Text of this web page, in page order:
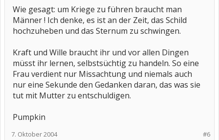
Wie gesagt: um Kriege zu führen braucht man
Männer ! Ich denke, es ist an der Zeit, das Schild
hochzuheben und das Sternum zu schwingen.
Kraft und Wille braucht ihr und vor allen Dingen
müsst ihr lernen, selbstsüchtig zu handeln. So eine
Frau verdient nur Missachtung und niemals auch
nur eine Sekunde den Gedanken daran, das was sie
tut mit Mutter zu entschuldigen.
Pumpkin
#6
7. Oktober 2004